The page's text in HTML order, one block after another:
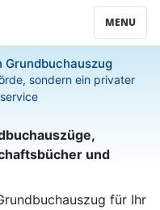
MENU
sondern ein privater
und
für Ihr